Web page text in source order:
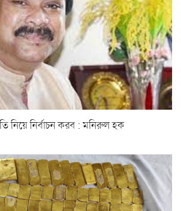
নিয়ে নির্বাচন করব : মনিরুল হক